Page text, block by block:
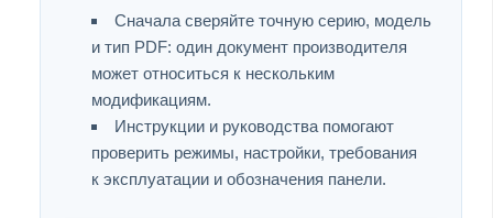
Сначала сверяйте точную серию, модель
и тип PDF: один документ производителя
может относиться к нескольким
модификациям.
Инструкции и руководства помогают
проверить режимы, настройки, требования
к эксплуатации и обозначения панели.